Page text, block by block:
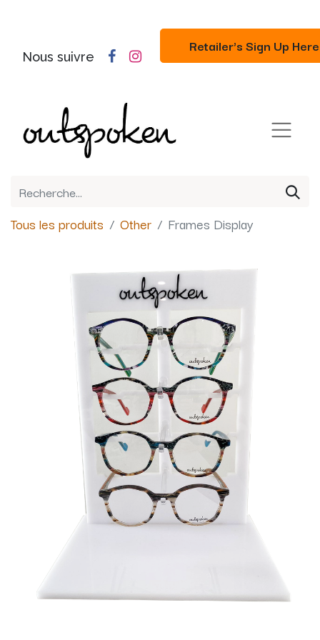
Nous suivre
Retailer's Sign Up Here
Tous les produits Other Frames Display